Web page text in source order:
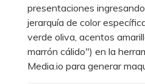
presentaciones
jerarquía de color
verde oliva, acentos
marrón cálido") en la
Media.io para generar